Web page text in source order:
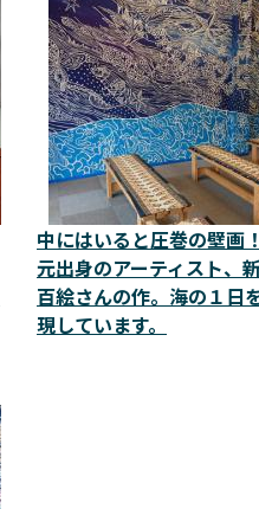
中にはいると圧巻の壁画
元出身のアーティスト、
百絵さんの作。海の１日
現しています。